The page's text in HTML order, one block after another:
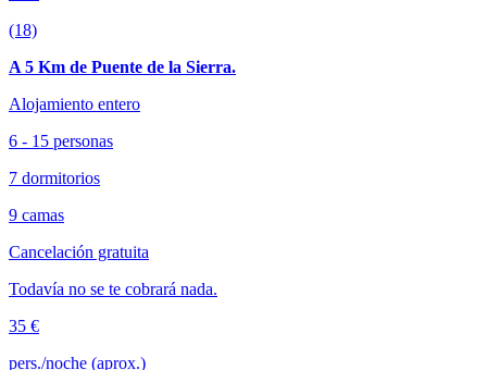
(18)
A 5 Km de Puente de la Sierra.
Alojamiento entero
6 - 15 personas
7 dormitorios
9 camas
Cancelación gratuita
Todavía no se te cobrará nada.
35 €
pers./noche (aprox.)